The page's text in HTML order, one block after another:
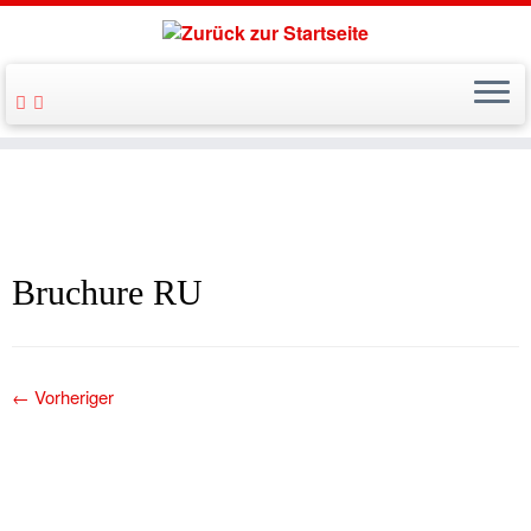
Bruchure RU
← Vorheriger